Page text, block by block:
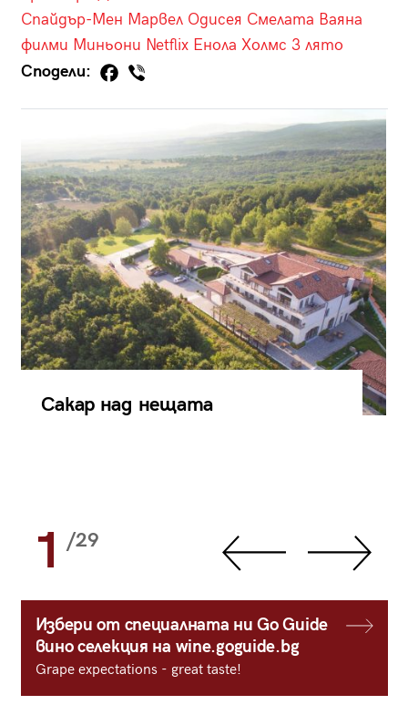
Спайдър-Мен Марвел Одисея Смелата Ваяна
филми Миньони Netflix Енола Холмс 3 лято
Сподели:
Сакар над нещата
1 /29
Избери от специалната ни Go Guide
вино селекция на wine.goguide.bg
Grape expectations - great taste!